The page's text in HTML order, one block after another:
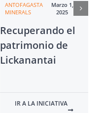
ANTOFAGASTA
MINERALS
Marzo 1,
2025
Recuperando el
patrimonio de
Lickanantai
IR A LA INICIATIVA